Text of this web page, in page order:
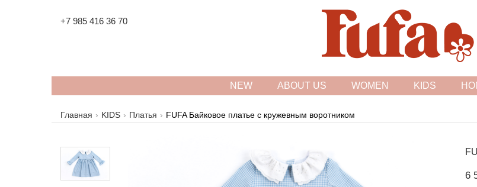
+7 985 416 36 70
FASHION FAMILY STORE
NEW ABOUT US WOMEN KIDS
Главная KIDS Платья FUFA Байковое платье с кружевным воротником
6